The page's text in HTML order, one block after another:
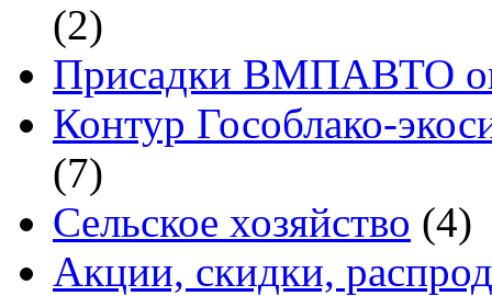
(2)
Присадки ВМПАВТО
Контур Гособлако-
(7)
Сельское хозяйство (4)
Акции, скидки,